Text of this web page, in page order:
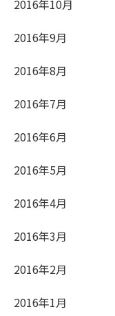
2016年10月
2016年9月
2016年8月
2016年7月
2016年6月
2016年5月
2016年4月
2016年3月
2016年2月
2016年1月